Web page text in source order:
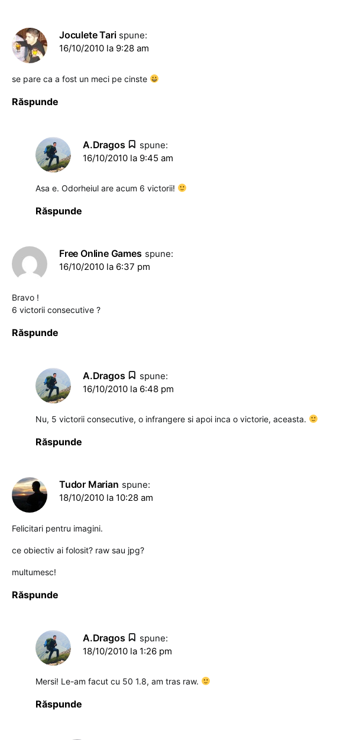
Joculete Tari spune:
16/10/2010 la 9:28 am
se pare ca a fost un meci pe cinste
Răspunde
A.Dragos
spune:
16/10/2010 la 9:45 am
Asa e. Odorheiul are acum 6 victorii!
Răspunde
Free Online Games spune:
16/10/2010 la 6:37 pm
Bravo !
6 victorii consecutive ?
Răspunde
A.Dragos
spune:
16/10/2010 la 6:48 pm
Nu, 5 victorii consecutive, o infrangere si apoi inca o victorie, aceasta.
Răspunde
Tudor Marian spune:
18/10/2010 la 10:28 am
Felicitari pentru imagini.
ce obiectiv ai folosit? raw sau jpg?
multumesc!
Răspunde
A.Dragos
spune:
18/10/2010 la 1:26 pm
Mersi! Le-am facut cu 50 1.8, am tras raw.
Răspunde